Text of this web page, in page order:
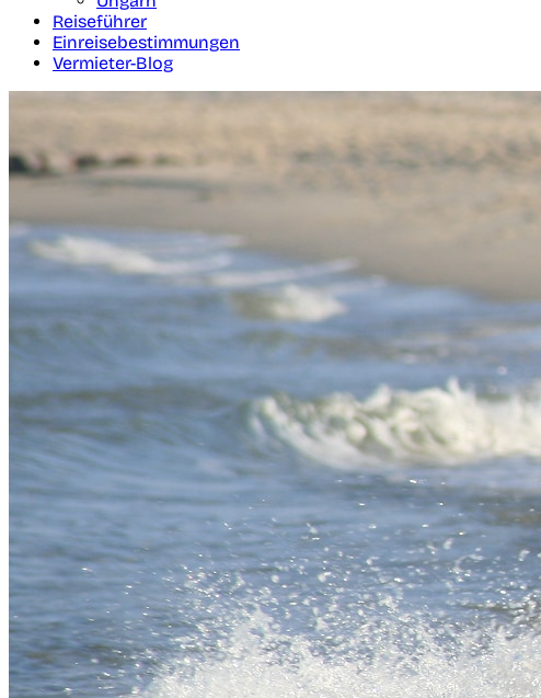
Reiseführer
Einreisebestimmungen
Vermieter-Blog